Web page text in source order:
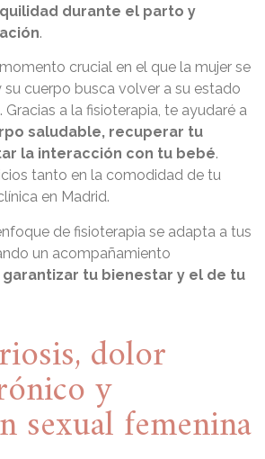
durante el parto y
.
crucial en el que la mujer se
su cuerpo busca volver a su estado
a la fisioterapia, te ayudaré a
saludable, recuperar tu
la interacción con tu bebé.
tanto en la comodidad de tu
en Madrid.
de fisioterapia se adapta a tus
un acompañamiento
garantizar tu bienestar y el de tu
dolor
y
sexual femenina